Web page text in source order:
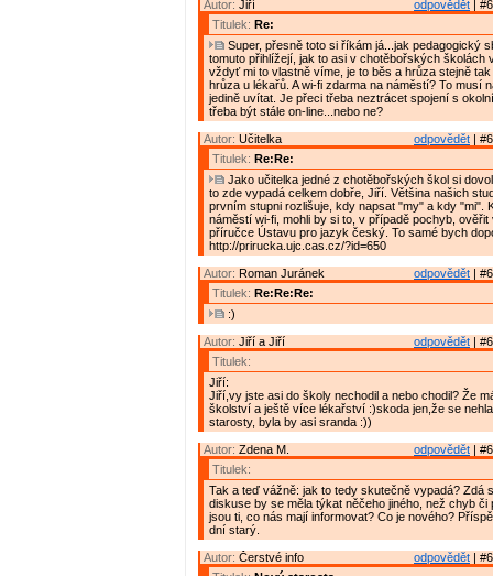
odpovědět |
Autor: Jiří
Titulek: Re:
Super, přesně toto si říkám já...jak pedagogický
tomuto přihlížejí, jak to asi v chotěbořských školách
vždyť mi to vlastně víme, je to běs a hrůza stejně
hrůza u lékařů. A wi-fi zdarma na náměstí? To musí
jedině uvítat. Je přeci třeba neztrácet spojení s
třeba být stále on-line...nebo ne?
odpovědět |
Autor: Učitelka
Titulek: Re:Re:
Jako učitelka jedné z chotěbořských škol si
to zde vypadá celkem dobře, Jiří. Většina našich
prvním stupni rozlišuje, kdy napsat "my" a kdy "mi".
náměstí wi-fi, mohli by si to, v případě pochyb, ověřit
příručce Ústavu pro jazyk český. To samé bych
http://prirucka.ujc.cas.cz/?id=650
odpovědět |
Autor: Roman Juránek
Titulek: Re:Re:Re:
:)
odpovědět |
Autor: Jiří a Jiří
Titulek:
Jiří:
Jiří,vy jste asi do školy nechodil a nebo chodil? Že
školství a ještě více lékařství :)skoda jen,že se
starosty, byla by asi sranda :))
odpovědět |
Autor: Zdena M.
Titulek:
Tak a teď vážně: jak to tedy skutečně vypadá? Zdá
diskuse by se měla týkat něčeho jiného, než chyb či
jsou ti, co nás mají informovat? Co je nového?
dní starý.
odpovědět |
Autor: Čerstvé info